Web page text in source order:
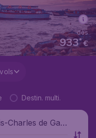
€
933*
dès
Destin. multi.
Charles de Gaul